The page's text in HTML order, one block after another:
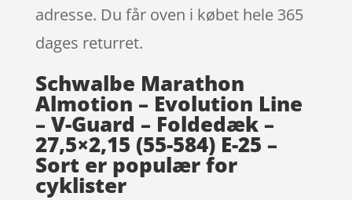
adresse. Du får oven i købet hele 365
dages returret.
Schwalbe Marathon
Almotion – Evolution Line
– V-Guard – Foldedæk –
27,5×2,15 (55-584) E-25 –
Sort er populær for
cyklister